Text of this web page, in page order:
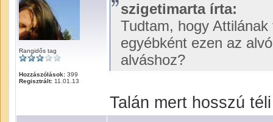
Rangidős tag
Hozzászólások: 399
Regisztrált: 11.01.13
szigetimarta írta:
Tudtam, hogy
egyébként ezen az
alváshoz?
Talán mert hosszú